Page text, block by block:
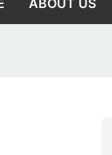
ABOUT US